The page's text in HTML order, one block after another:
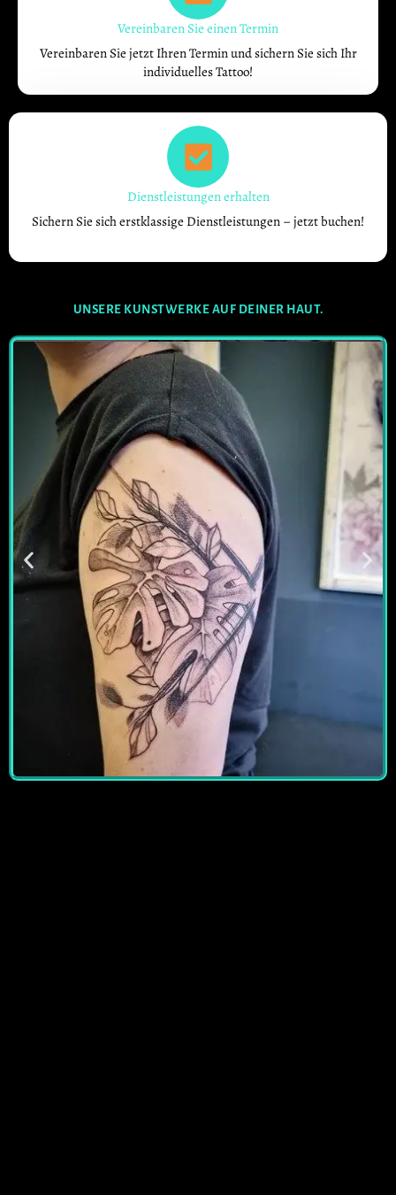
Vereinbaren Sie einen Termin
Vereinbaren Sie jetzt Ihren Termin und sichern Sie sich Ihr
individuelles Tattoo!
Dienstleistungen erhalten
Sichern Sie sich erstklassige Dienstleistungen – jetzt buchen!
UNSERE KUNSTWERKE AUF DEINER HAUT.